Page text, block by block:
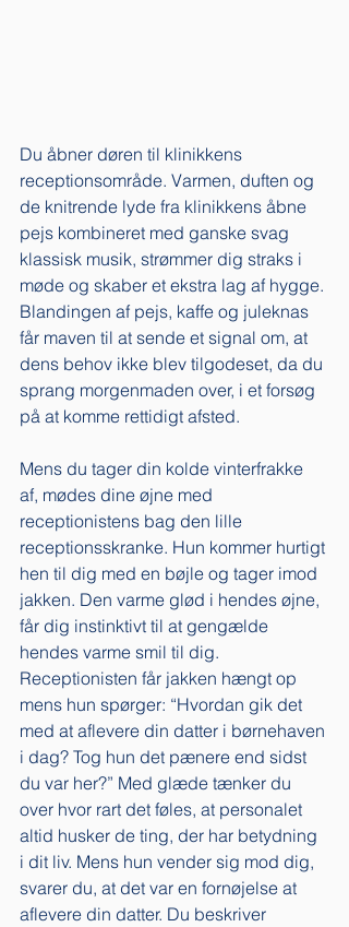
Du åbner døren til klinikkens
receptionsområde. Varmen, duften og
de knitrende lyde fra klinikkens åbne
pejs kombineret med ganske svag
klassisk musik, strømmer dig straks i
møde og skaber et ekstra lag af hygge.
Blandingen af pejs, kaffe og juleknas
får maven til at sende et signal om, at
dens behov ikke blev tilgodeset, da du
sprang morgenmaden over, i et forsøg
på at komme rettidigt afsted.
Mens du tager din kolde vinterfrakke
af, mødes dine øjne med
receptionistens bag den lille
receptionsskranke. Hun kommer hurtigt
hen til dig med en bøjle og tager imod
jakken. Den varme glød i hendes øjne,
får dig instinktivt til at gengælde
hendes varme smil til dig.
Receptionisten får jakken hængt op
mens hun spørger: “Hvordan gik det
med at aflevere din datter i børnehaven
i dag? Tog hun det pænere end sidst
du var her?” Med glæde tænker du
over hvor rart det føles, at personalet
altid husker de ting, der har betydning
i dit liv. Mens hun vender sig mod dig,
svarer du, at det var en fornøjelse at
aflevere din datter. Du beskriver